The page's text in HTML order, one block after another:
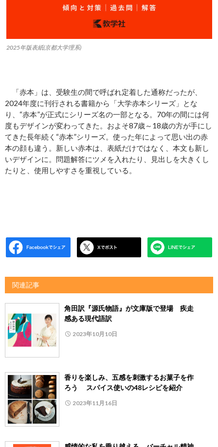
2025年版表紙(京都大学理系)
「赤本」は、受験生の間で呼ばれ定着した通称だったが、
2024年度に刊行される書籍から「大学赤本シリーズ」とな
り、“赤本”が正式にシリーズ名の一部となる。70年の間には何
度もデザインが変わってきた。およそ87歳～18歳の方が手にし
てきた長年続く“赤本”シリーズ。使った年によって思い出の赤
本の顔も違う。新しい赤本は、表紙だけではなく、本文も新し
いデザインに。問題解答にツメを入れたり、見出しを大きくし
たりと、使用しやすさを重視している。
関連記事
角田訳『源氏物語』が文庫版で登場 疾走
感ある現代語訳
2023年10月10日
香りを楽しみ、五感を刺激するお菓子を作
ろう スパイス使いの48レシピを紹介
2023年11月16日